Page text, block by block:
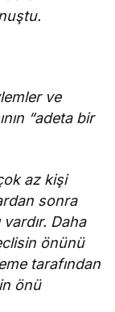
ve
“adeta bir
az kişi
sonra
Daha
önünü
tarafından
önü